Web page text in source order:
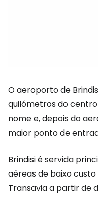
O aeroporto de
quilómetros do
nome e, depois do
maior ponto de
Brindisi é servida
aéreas de baixo custo
Transavia a partir de